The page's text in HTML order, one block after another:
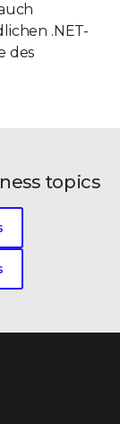
.NET-
des
topics